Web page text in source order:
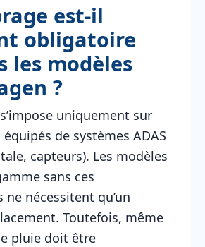
est-il
obligatoire
les modèles
?
uniquement sur
de systèmes ADAS
capteurs). Les modèles
sans ces
nécessitent qu’un
Toutefois, même
pluie doit être